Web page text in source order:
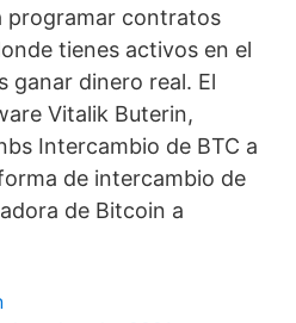
programar contratos
tienes activos en el
ganar dinero real. El
Vitalik Buterin,
Intercambio de BTC a
de intercambio de
de Bitcoin a